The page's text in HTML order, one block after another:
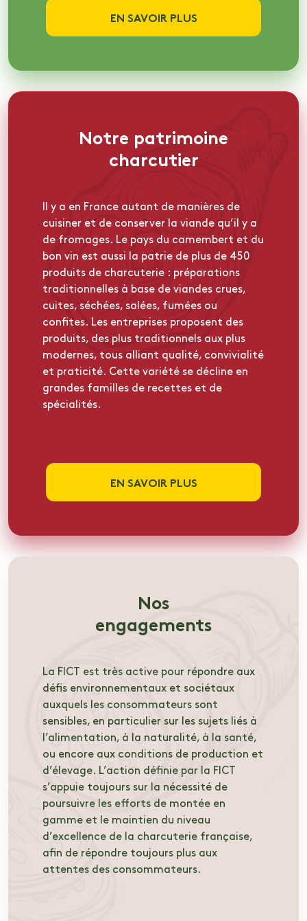
EN SAVOIR PLUS
Notre patrimoine
charcutier
Il y a en France autant de manières de
cuisiner et de conserver la viande qu’il y a
de fromages. Le pays du camembert et du
bon vin est aussi la patrie de plus de 450
produits de charcuterie : préparations
traditionnelles à base de viandes crues,
cuites, séchées, salées, fumées ou
confites. Les entreprises proposent des
produits, des plus traditionnels aux plus
modernes, tous alliant qualité, convivialité
et praticité. Cette variété se décline en
grandes familles de recettes et de
spécialités.
EN SAVOIR PLUS
Nos
engagements
La FICT est très active pour répondre aux
défis environnementaux et sociétaux
auxquels les consommateurs sont
sensibles, en particulier sur les sujets liés à
l’alimentation, à la naturalité, à la santé,
ou encore aux conditions de production et
d’élevage. L’action définie par la FICT
s’appuie toujours sur la nécessité de
poursuivre les efforts de montée en
gamme et le maintien du niveau
d’excellence de la charcuterie française,
afin de répondre toujours plus aux
attentes des consommateurs.